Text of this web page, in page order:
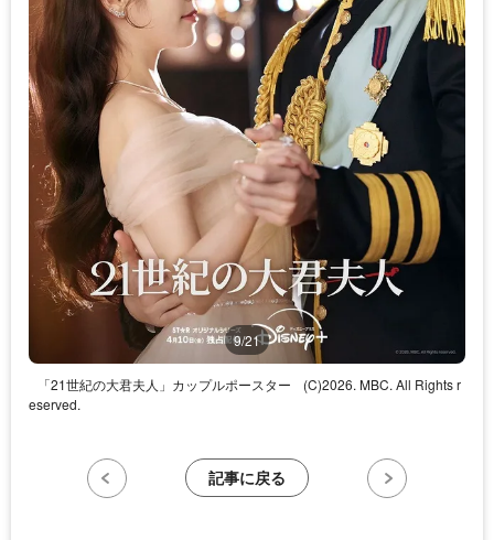
9/21
「21世紀の大君夫人」カップルポースター
(C)2026. MBC. All Rights r
eserved.
記事に戻る